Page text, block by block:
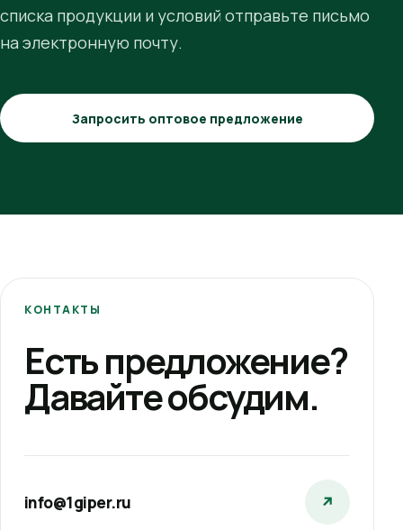
списка продукции и условий отправьте письмо
на электронную почту.
Запросить оптовое предложение
КОНТАКТЫ
Есть предложение?
Давайте обсудим.
info@1giper.ru ↗